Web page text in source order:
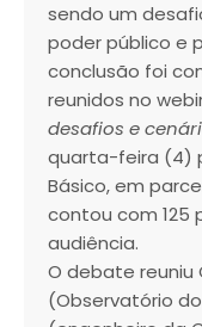
sendo um
poder público e
conclusão foi
reunidos no
desafios e
quarta-feira (4)
Básico, em
contou com 125
audiência.
O debate reuniu
(Observatório